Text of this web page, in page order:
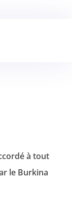
à tout
le Burkina